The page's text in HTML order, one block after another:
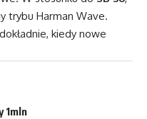
trybu Harman Wave.
kiedy nowe
1mln